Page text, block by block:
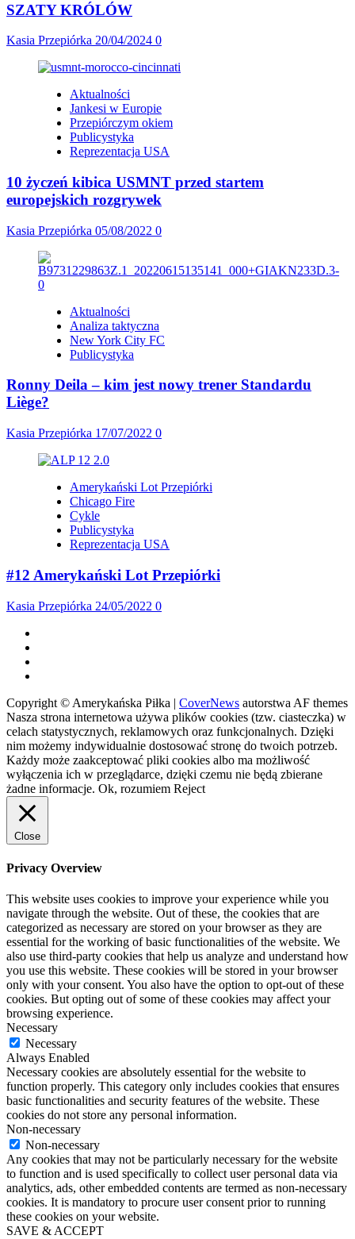
SZATY KRÓLÓW
Kasia Przepiórka 20/04/2024 0
Aktualności
Jankesi w Europie
Przepiórczym okiem
Publicystyka
Reprezentacja USA
10 życzeń kibica USMNT przed startem
europejskich rozgrywek
Kasia Przepiórka 05/08/2022 0
Aktualności
Analiza taktyczna
New York City FC
Publicystyka
Ronny Deila – kim jest nowy trener Standardu
Liège?
Kasia Przepiórka 17/07/2022 0
Amerykański Lot Przepiórki
Chicago Fire
Cykle
Publicystyka
Reprezentacja USA
#12 Amerykański Lot Przepiórki
Kasia Przepiórka 24/05/2022 0
Copyright © Amerykańska Piłka | CoverNews autorstwa AF themes
Nasza strona internetowa używa plików cookies (tzw. ciasteczka) w
celach statystycznych, reklamowych oraz funkcjonalnych. Dzięki
nim możemy indywidualnie dostosować stronę do twoich potrzeb.
Każdy może zaakceptować pliki cookies albo ma możliwość
wyłączenia ich w przeglądarce, dzięki czemu nie będą zbierane
żadne informacje. Ok, rozumiem Reject
Close
Privacy Overview
This website uses cookies to improve your experience while you
navigate through the website. Out of these, the cookies that are
categorized as necessary are stored on your browser as they are
essential for the working of basic functionalities of the website. We
also use third-party cookies that help us analyze and understand how
you use this website. These cookies will be stored in your browser
only with your consent. You also have the option to opt-out of these
cookies. But opting out of some of these cookies may affect your
browsing experience.
Necessary
Necessary
Always Enabled
Necessary cookies are absolutely essential for the website to
function properly. This category only includes cookies that ensures
basic functionalities and security features of the website. These
cookies do not store any personal information.
Non-necessary
Non-necessary
Any cookies that may not be particularly necessary for the website
to function and is used specifically to collect user personal data via
analytics, ads, other embedded contents are termed as non-necessary
cookies. It is mandatory to procure user consent prior to running
these cookies on your website.
SAVE & ACCEPT